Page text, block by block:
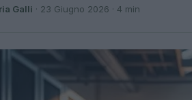
Galli · 23 Giugno 2026 · 4 min